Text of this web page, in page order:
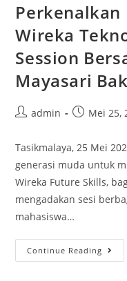
Wireka
Session
Mayasari
admin Mei 25,
Tasikmalaya, 25 Mei
generasi muda untuk
Wireka Future Skills,
mengadakan sesi
mahasiswa…
Continue Reading